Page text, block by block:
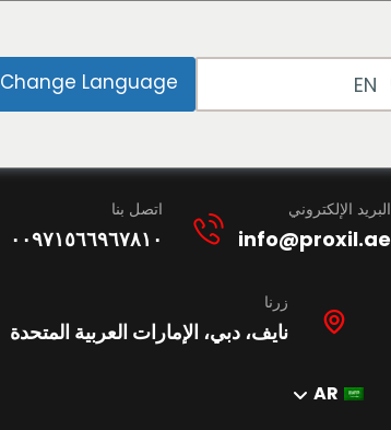
Change Language
اتصل بنا
٠٠٩٧١٥٦٦٩٦٧٨١٠
البريد الإلكتروني
info@proxil.ae
زرنا
نايف، دبي، الإمارات العربية المتحدة
AR